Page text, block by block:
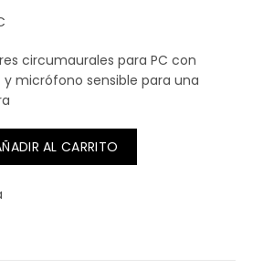
actual
$7.500.
circumaurales para PC con
micrófono sensible para una
RENO TRUST PARA PC Y LAPTOP
AL CARRITO